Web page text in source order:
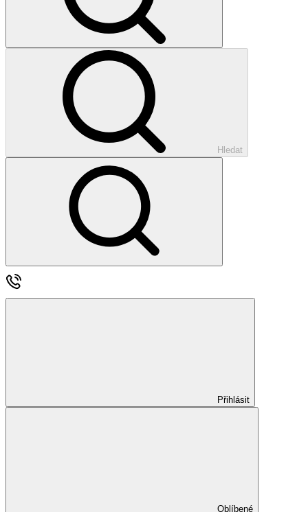
Hledat
Přihlásit
Oblíbené